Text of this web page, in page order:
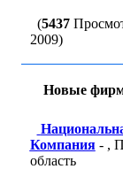
(5437
2009)
Новые
Компания- ,
область